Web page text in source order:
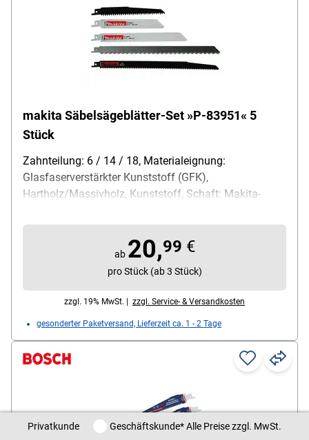
makita Säbelsägeblätter-Set »P-83951« 5
Stück
Zahnteilung: 6 / 14 / 18, Materialeignung:
Glasfaserverstärkter Kunststoff (GFK),
Hartholz/Massivholz, Kunststoff, Schaft: Makita-
3 Längen: 150,0 / 200,0 / 300,0 mm, Inhalt pro Pack:
ab 20,99 €
pro Stück (ab 3 Stück)
zzgl. 19% MwSt. | zzgl. Service- & Versandkosten
gesonderter Paketversand, Lieferzeit ca. 1 - 2 Tage
PrivatkundePrivatkunde / Geschäftskunde
Geschäftskunde* Alle Preise zzgl. MwSt.